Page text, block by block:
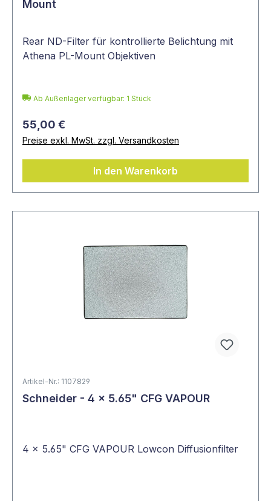
Mount
Rear ND-Filter für kontrollierte Belichtung mit
Athena PL-Mount Objektiven
Ab Außenlager verfügbar: 1 Stück
55,00 €
Preise exkl. MwSt. zzgl. Versandkosten
In den Warenkorb
Artikel-Nr.: 1107829
Schneider - 4 x 5.65" CFG VAPOUR
4 x 5.65" CFG VAPOUR Lowcon Diffusionfilter